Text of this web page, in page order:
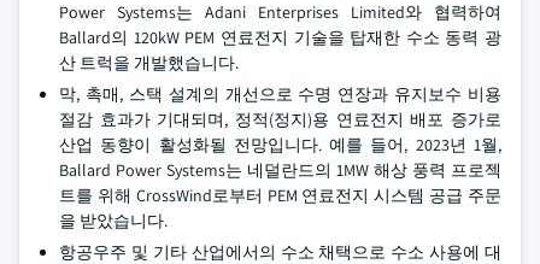
Power Systems는 Adani Enterprises Limited와 협력하여
Ballard의 120kW PEM 연료전지 기술을 탑재한 수소 동력 광
산 트럭을 개발했습니다.
막, 촉매, 스택 설계의 개선으로 수명 연장과 유지보수 비용
절감 효과가 기대되며, 정적(정지)용 연료전지 배포 증가로
산업 동향이 활성화될 전망입니다. 예를 들어, 2023년 1월,
Ballard Power Systems는 네덜란드의 1MW 해상 풍력 프로젝
트를 위해 CrossWind로부터 PEM 연료전지 시스템 공급 주문
을 받았습니다.
항공우주 및 기타 산업에서의 수소 채택으로 수소 사용에 대